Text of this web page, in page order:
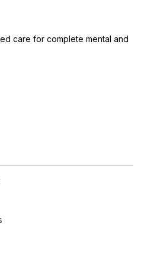
care for complete mental and